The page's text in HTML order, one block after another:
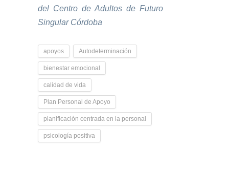
del Centro de Adultos de Futuro
Singular Córdoba
apoyos Autodeterminación
bienestar emocional
calidad de vida
Plan Personal de Apoyo
planificación centrada en la personal
psicología positiva